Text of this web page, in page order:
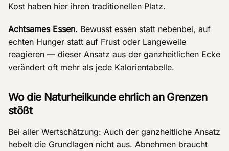
Kost haben hier ihren traditionellen Platz.
Achtsames Essen. Bewusst essen statt nebenbei, auf
echten Hunger statt auf Frust oder Langeweile
reagieren — dieser Ansatz aus der ganzheitlichen Ecke
verändert oft mehr als jede Kalorientabelle.
Wo die Naturheilkunde ehrlich an Grenzen
stößt
Bei aller Wertschätzung: Auch der ganzheitliche Ansatz
hebelt die Grundlagen nicht aus. Abnehmen braucht